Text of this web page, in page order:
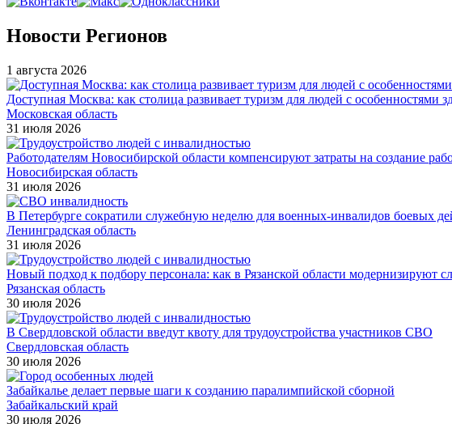
Новости Регионов
1 августа 2026
Доступная Москва: как столица развивает туризм для людей с особенностями
Московская область
31 июля 2026
Работодателям Новосибирской области компенсируют затраты на создание
Новосибирская область
31 июля 2026
В Петербурге сократили служебную неделю для военных-инвалидов боевых
Ленинградская область
31 июля 2026
Новый подход к подбору персонала: как в Рязанской области модернизируют
Рязанская область
30 июля 2026
В Свердловской области введут квоту для трудоустройства участников СВО
Свердловская область
30 июля 2026
Забайкалье делает первые шаги к созданию паралимпийской сборной
Забайкальский край
30 июля 2026